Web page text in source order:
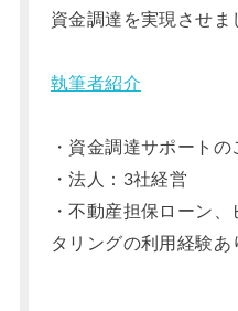
資金調達を実現させま
執筆者紹介
・資金調達サポート
・法人：3社経営
・不動産担保ローン
タリングの利用経験あ